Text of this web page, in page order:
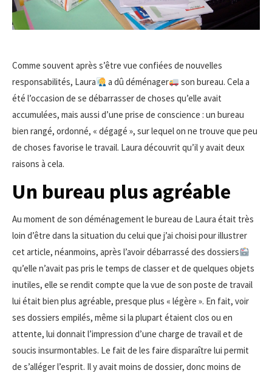
Comme souvent après s’être vue confiées de nouvelles
responsabilités, Laura
a dû déménager
son bureau. Cela a
été l’occasion de se débarrasser de choses qu’elle avait
accumulées, mais aussi d’une prise de conscience : un bureau
bien rangé, ordonné, « dégagé », sur lequel on ne trouve que peu
de choses favorise le travail. Laura découvrit qu’il y avait deux
raisons à cela.
Un bureau plus agréable
Au moment de son déménagement le bureau de Laura était très
loin d’être dans la situation du celui que j’ai choisi pour illustrer
cet article, néanmoins, après l’avoir débarrassé des dossiers
qu’elle n’avait pas pris le temps de classer et de quelques objets
inutiles, elle se rendit compte que la vue de son poste de travail
lui était bien plus agréable, presque plus « légère ». En fait, voir
ses dossiers empilés, même si la plupart étaient clos ou en
attente, lui donnait l’impression d’une charge de travail et de
soucis insurmontables. Le fait de les faire disparaître lui permit
de s’alléger l’esprit. Il y avait moins de dossier, donc moins de